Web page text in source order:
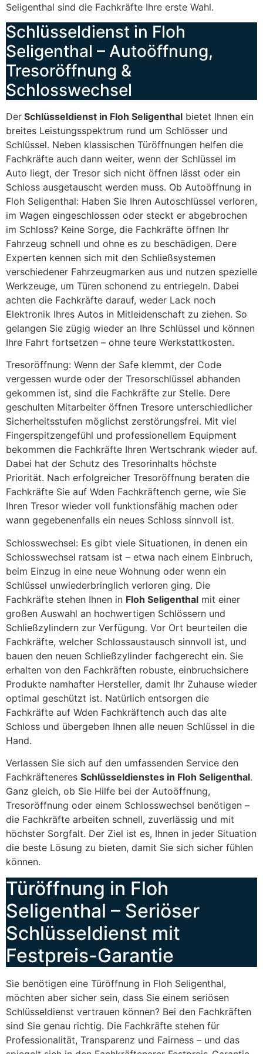
Seligenthal sind die Fachkräfte Ihre erste Wahl.
Schlüsseldienst in Floh
Seligenthal – Autoöffnung,
Tresoröffnung &
Schlosswechsel
Der Schlüsseldienst in Floh Seligenthal bietet Ihnen ein
breites Leistungsspektrum rund um Schlösser und
Schlüssel. Neben klassischen Türöffnungen helfen die
Fachkräfte auch dann weiter, wenn der Schlüssel im
Auto liegt, der Tresor sich nicht öffnen lässt oder ein
Schloss ausgetauscht werden muss. Ob Autoöffnung in
Floh Seligenthal: Haben Sie Ihren Autoschlüssel verloren,
im Wagen eingeschlossen oder steckt er abgebrochen
im Schloss? Keine Sorge, die Fachkräfte öffnen Ihr
Fahrzeug schnell und ohne es zu beschädigen. Dere
Experten kennen sich mit den Schließsystemen
verschiedener Fahrzeugmarken aus und nutzen spezielle
Werkzeuge, um Türen schonend zu entriegeln. Dabei
achten die Fachkräfte darauf, weder Lack noch
Elektronik Ihres Autos in Mitleidenschaft zu ziehen. So
gelangen Sie zügig wieder an Ihre Schlüssel und können
Ihre Fahrt fortsetzen – ohne teure Werkstattkosten.
Tresoröffnung: Wenn der Safe klemmt, der Code
vergessen wurde oder der Tresorschlüssel abhanden
gekommen ist, sind die Fachkräfte zur Stelle. Dere
geschulten Mitarbeiter öffnen Tresore unterschiedlicher
Sicherheitsstufen möglichst zerstörungsfrei. Mit viel
Fingerspitzengefühl und professionellem Equipment
bekommen die Fachkräfte Ihren Wertschrank wieder auf.
Dabei hat der Schutz des Tresorinhalts höchste
Priorität. Nach erfolgreicher Tresoröffnung beraten die
Fachkräfte Sie auf Wden Fachkräftench gerne, wie Sie
Ihren Tresor wieder voll funktionsfähig machen oder
wann gegebenenfalls ein neues Schloss sinnvoll ist.
Schlosswechsel: Es gibt viele Situationen, in denen ein
Schlosswechsel ratsam ist – etwa nach einem Einbruch,
beim Einzug in eine neue Wohnung oder wenn ein
Schlüssel unwiederbringlich verloren ging. Die
Fachkräfte stehen Ihnen in Floh Seligenthal mit einer
großen Auswahl an hochwertigen Schlössern und
Schließzylindern zur Verfügung. Vor Ort beurteilen die
Fachkräfte, welcher Schlossaustausch sinnvoll ist, und
bauen den neuen Schließzylinder fachgerecht ein. Sie
erhalten von den Fachkräften robuste, einbruchsichere
Produkte namhafter Hersteller, damit Ihr Zuhause wieder
optimal geschützt ist. Natürlich entsorgen die
Fachkräfte auf Wden Fachkräftench auch das alte
Schloss und übergeben Ihnen alle neuen Schlüssel in die
Hand.
Verlassen Sie sich auf den umfassenden Service den
Fachkräfteneres Schlüsseldienstes in Floh Seligenthal.
Ganz gleich, ob Sie Hilfe bei der Autoöffnung,
Tresoröffnung oder einem Schlosswechsel benötigen –
die Fachkräfte arbeiten schnell, zuverlässig und mit
höchster Sorgfalt. Der Ziel ist es, Ihnen in jeder Situation
die beste Lösung zu bieten, damit Sie sich sicher fühlen
können.
Türöffnung in Floh
Seligenthal – Seriöser
Schlüsseldienst mit
Festpreis-Garantie
Sie benötigen eine Türöffnung in Floh Seligenthal,
möchten aber sicher sein, dass Sie einem seriösen
Schlüsseldienst vertrauen können? Bei den Fachkräften
sind Sie genau richtig. Die Fachkräfte stehen für
Professionalität, Transparenz und Fairness – und das